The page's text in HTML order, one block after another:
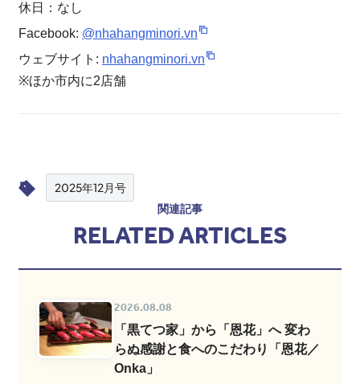
休日：なし
Facebook: @nhahangminori.vn
ウェブサイト: nhahangminori.vn
※ほか市内に2店舗
2025年12月号
関連記事
RELATED ARTICLES
2026.08.08
「黒てつ家」から「恩花」へ 変わ
らぬ感謝と食へのこだわり「恩花／
Onka」